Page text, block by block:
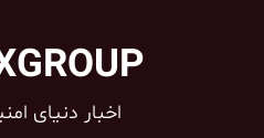
اخبار دنیای